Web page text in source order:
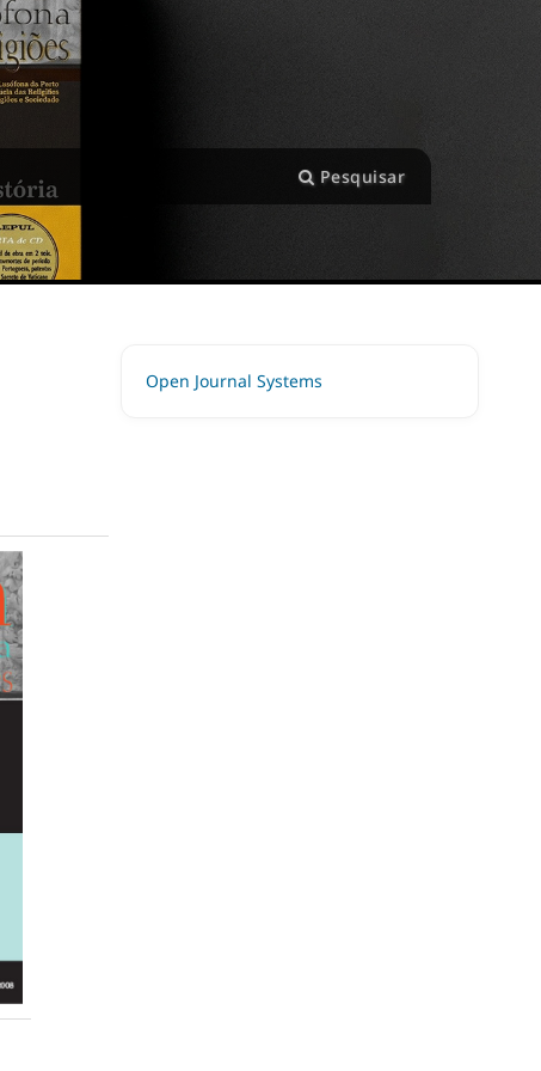
Pesquisar
Open Journal Systems